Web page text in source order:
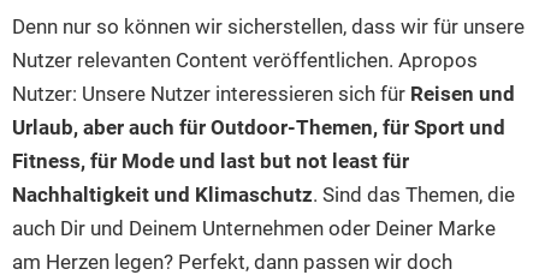
Schweden
Norwegen
alle Länder…
Denn nur so können wir sicherstellen, dass wir für unsere
Nutzer relevanten Content veröffentlichen. Apropos
Nutzer: Unsere Nutzer interessieren sich für Reisen und
Urlaub, aber auch für Outdoor-Themen, für Sport und
Fitness, für Mode und last but not least für
Nachhaltigkeit und Klimaschutz. Sind das Themen, die
auch Dir und Deinem Unternehmen oder Deiner Marke
am Herzen legen? Perfekt, dann passen wir doch